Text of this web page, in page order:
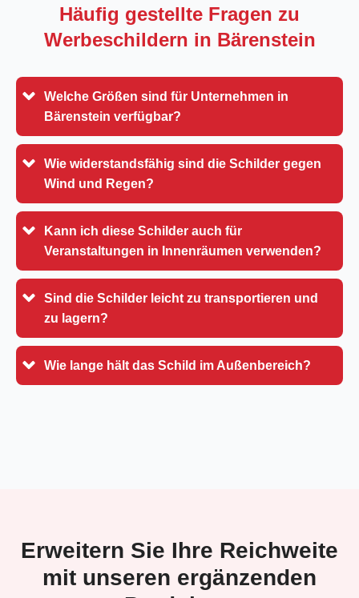
Häufig gestellte Fragen zu
Werbeschildern in Bärenstein
Welche Größen sind für Unternehmen in
Bärenstein verfügbar?
Wie widerstandsfähig sind die Schilder gegen
Wind und Regen?
Kann ich diese Schilder auch für
Veranstaltungen in Innenräumen verwenden?
Sind die Schilder leicht zu transportieren und
zu lagern?
Wie lange hält das Schild im Außenbereich?
Erweitern Sie Ihre Reichweite
mit unseren ergänzenden